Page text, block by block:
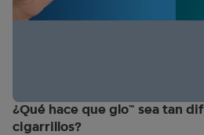
¿Qué hace que glo™ sea tan
cigarrillos?